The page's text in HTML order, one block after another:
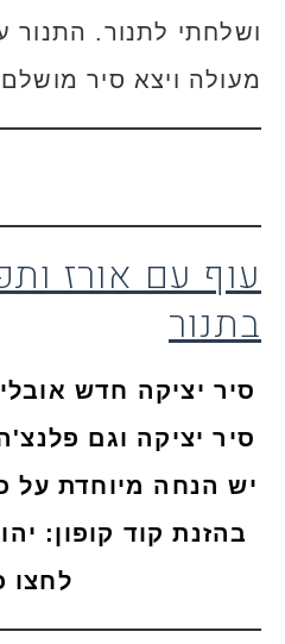
ושלחתי לתנור.
מעולה ויצא סיר
עוף עם אורז
בתנור
סיר יציקה וגם
יש הנחה מיוחדת על
בהזנת קוד קופון:
לחצו